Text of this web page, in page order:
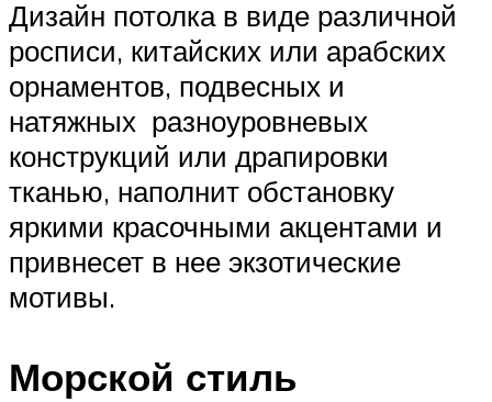
Дизайн потолка в виде различной
росписи, китайских или арабских
орнаментов, подвесных и
натяжных разноуровневых
конструкций или драпировки
тканью, наполнит обстановку
яркими красочными акцентами и
привнесет в нее экзотические
мотивы.
Морской стиль